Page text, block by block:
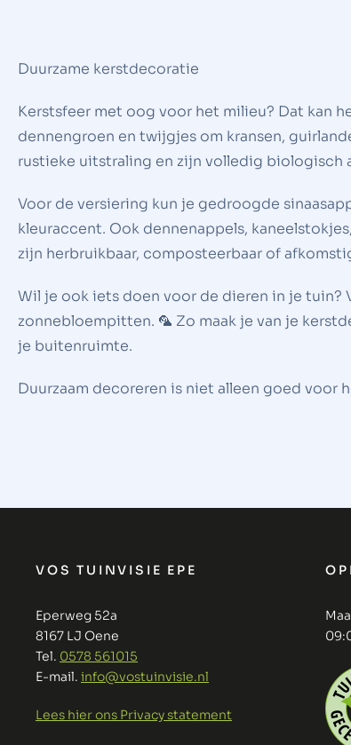
Duurzame kerstdecoratie
Kerstsfeer met oog voor het milieu? Dat kan
dennengroen en twijgjes om kransen,
rustieke uitstraling en zijn volledig biologisch
Voor de versiering kun je gedroogde
kleuraccent. Ook dennenappels,
zijn herbruikbaar, composteerbaar of
Wil je ook iets doen voor de dieren in je
zonnebloempitten. 🦜 Zo maak je van je
je buitenruimte.
Duurzaam decoreren is niet alleen goed voor
VOS TUINVISIE EPE
Eperweg 52a
8167 LJ Oene
Tel. 0578 561015
E-mail. info@vostuinvisie.nl
Lees hier ons Privacy statement